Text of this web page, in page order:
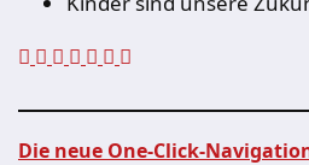
Die neue One-Click-